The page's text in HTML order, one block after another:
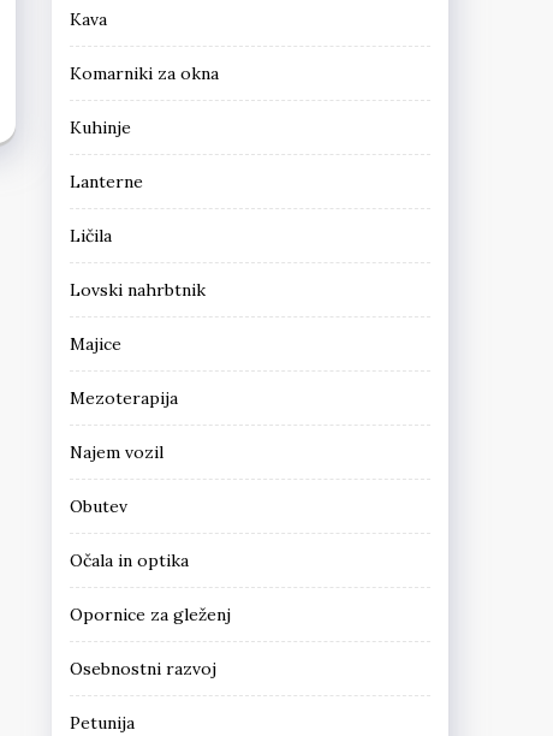
Kava
Komarniki za okna
Kuhinje
Lanterne
Ličila
Lovski nahrbtnik
Majice
Mezoterapija
Najem vozil
Obutev
Očala in optika
Opornice za gleženj
Osebnostni razvoj
Petunija